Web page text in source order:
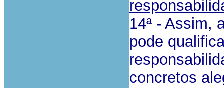
14ª - Assim,
pode
concretos